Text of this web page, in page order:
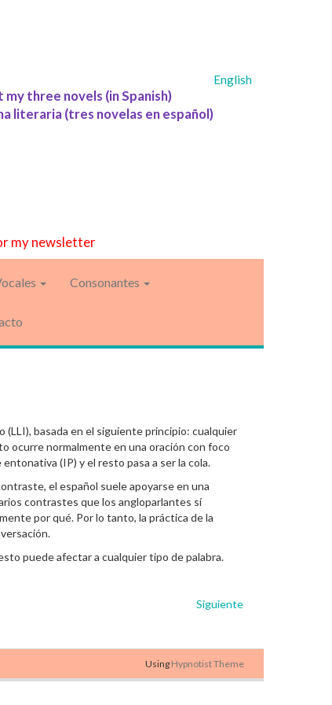
English
my three novels (in Spanish)
literaria (tres novelas en español)
my newsletter
Consonantes
basada en el siguiente principio: cualquier
ocurre normalmente en una oración con foco
(IP) y el resto pasa a ser la cola.
el español suele apoyarse en una
contrastes que los angloparlantes sí
por qué. Por lo tanto, la práctica de la
puede afectar a cualquier tipo de palabra.
Siguiente
Using Hypnotist Theme